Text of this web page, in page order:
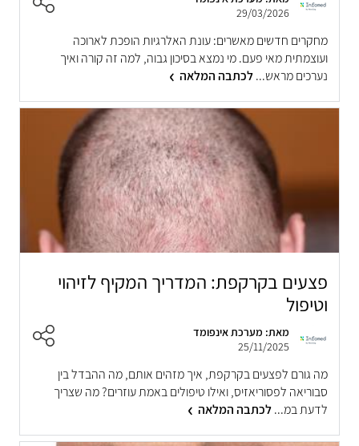
29/03/2026
מחקרים חדשים מאשרים: עונת האלרגיות הופכת לארוכה
ועוצמתית מאי פעם. מי נמצא בסיכון גבוה, למה זה קורה ואיך
נערכים מראש...לכתבה המלאה
פצעים בקרקפת: המדריך המקיף לזיהוי
וטיפול
מאת: מערכת אינפומד
25/11/2025
מה גורם לפצעים בקרקפת, איך מזהים אותם, מה ההבדל בין
סבוריאה לפסוריאזיס, ואילו טיפולים באמת עוזרים? מה שצריך
לדעת במ...לכתבה המלאה